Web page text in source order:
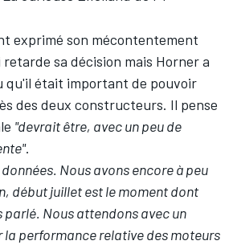
exprimé son mécontentement
sa décision mais Horner a
qu'il était important de pouvoir
des deux constructeurs. Il pense
"devrait être, avec un peu de
.
Nous avons encore à peu
début juillet est le moment dont
parlé. Nous attendons avec un
la performance relative des moteurs